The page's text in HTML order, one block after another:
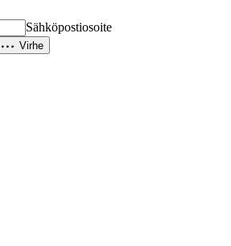
Sähköpostiosoite
Virhe